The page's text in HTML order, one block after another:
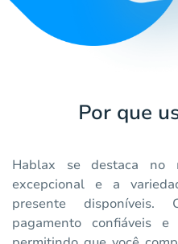
Por que
Hablax se destaca no
excepcional e a
presente disponíveis.
pagamento confiáveis